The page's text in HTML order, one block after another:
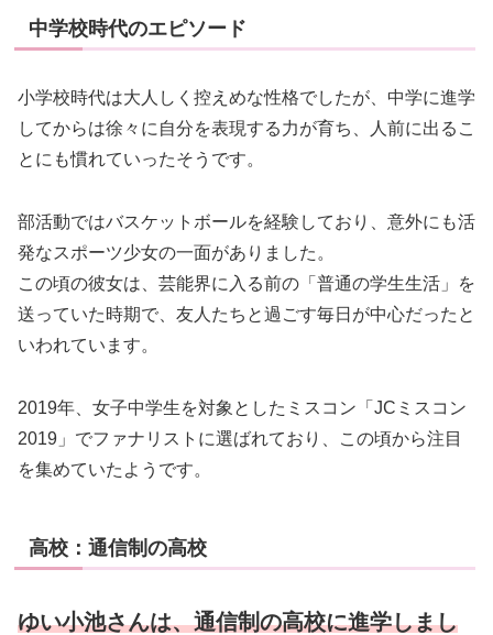
中学校時代のエピソード
小学校時代は大人しく控えめな性格でしたが、中学に進学
してからは徐々に自分を表現する力が育ち、人前に出るこ
とにも慣れていったそうです。
部活動ではバスケットボールを経験しており、意外にも活
発なスポーツ少女の一面がありました。
この頃の彼女は、芸能界に入る前の「普通の学生生活」を
送っていた時期で、友人たちと過ごす毎日が中心だったと
いわれています。
2019年、女子中学生を対象としたミスコン「JCミスコン
2019」でファナリストに選ばれており、この頃から注目
を集めていたようです。
高校：通信制の高校
ゆい小池さんは、通信制の高校に進学しまし